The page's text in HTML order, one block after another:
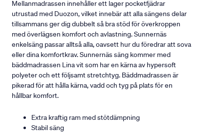
Mellanmadrassen innehåller ett lager pocketfjädrar
utrustad med Duozon, vilket innebär att alla sängens delar
tillsammans ger dig dubbelt så bra stöd för överkroppen
med överlägsen komfort och avlastning. Sunnernäs
enkelsäng passar alltså alla, oavsett hur du föredrar att sova
eller dina komfortkrav. Sunnernäs säng kommer med
bäddmadrassen Lina vit som har en kärna av hypersoft
polyeter och ett följsamt stretchtyg. Bäddmadrassen är
pikerad för att hålla kärna, vadd och tyg på plats för en
hållbar komfort.
Extra kraftig ram med stötdämpning
Stabil säng